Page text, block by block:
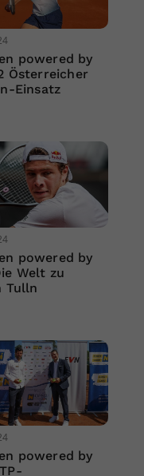
powered by
Österreicher
Einsatz
powered by
Welt zu
Tulln
powered by